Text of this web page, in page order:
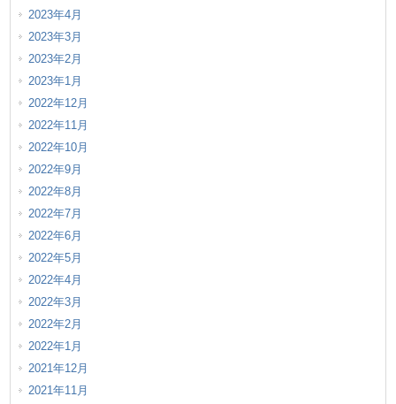
2023年4月
2023年3月
2023年2月
2023年1月
2022年12月
2022年11月
2022年10月
2022年9月
2022年8月
2022年7月
2022年6月
2022年5月
2022年4月
2022年3月
2022年2月
2022年1月
2021年12月
2021年11月